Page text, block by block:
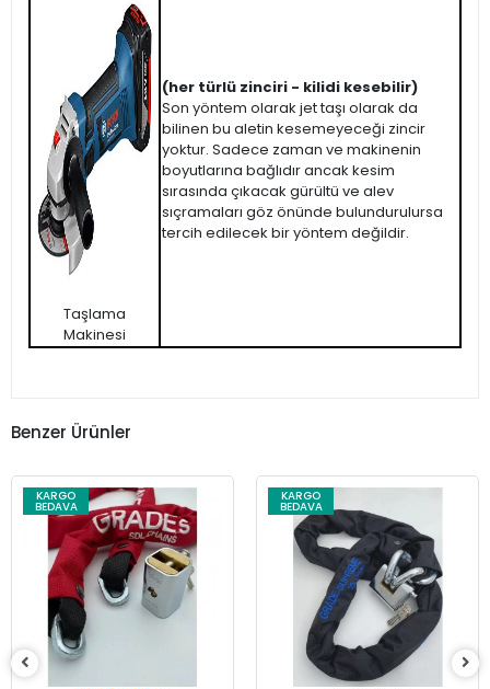
Taşlama
Makinesi
(her türlü zinciri - kilidi kesebilir)
Son yöntem olarak jet taşı olarak da
bilinen bu aletin kesemeyeceği zincir
yoktur. Sadece zaman ve makinenin
boyutlarına bağlıdır ancak kesim
sırasında çıkacak gürültü ve alev
sıçramaları göz önünde bulundurulursa
tercih edilecek bir yöntem değildir.
Benzer Ürünler
KARGO
BEDAVA
KARGO
BEDAVA